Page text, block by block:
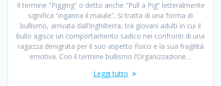
Il termine “Pigging” o detto anche “Pull a Pig” letteralmente
significa “inganna il maiale”. Si tratta di una forma di
bullismo, arrivata dall’Inghilterra, tra giovani adulti in cui il
bullo agisce un comportamento sadico nei confronti di una
ragazza denigrata per il suo aspetto fisico e la sua fragilità
emotiva. Con il termine bullismo l’Organizzazione…
Leggi tutto